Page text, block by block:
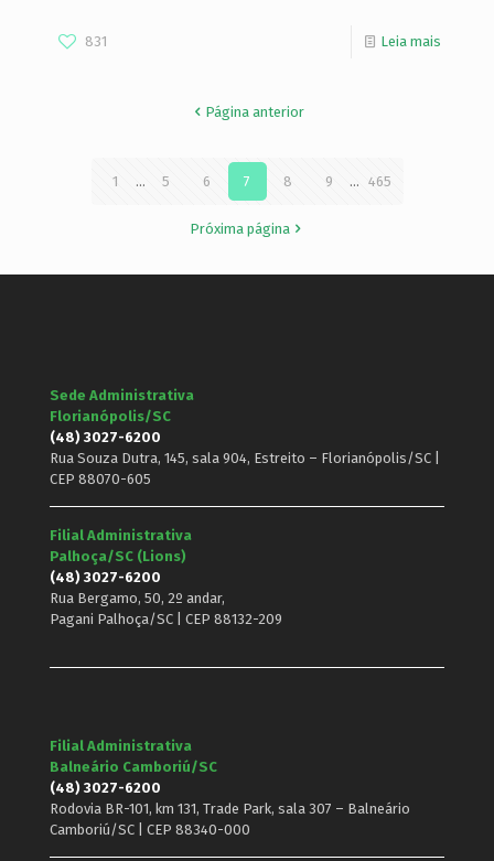
831 Leia mais
Página anterior
1 ... 5 6 7 8 9 ... 465
Próxima página
Sede Administrativa
Florianópolis/SC
(48) 3027-6200
Rua Souza Dutra, 145, sala 904, Estreito – Florianópolis/SC |
CEP 88070-605
Filial Administrativa
Palhoça/SC (Lions)
(48) 3027-6200
Rua Bergamo, 50, 2º andar,
Pagani Palhoça/SC | CEP 88132-209
Filial Administrativa
Balneário Camboriú/SC
(48) 3027-6200
Rodovia BR-101, km 131, Trade Park, sala 307 – Balneário
Camboriú/SC | CEP 88340-000